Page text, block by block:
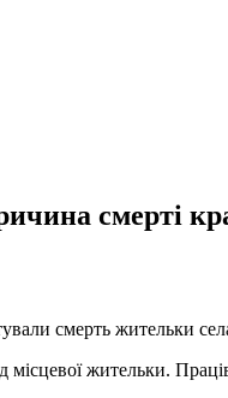
смерті
смерть
жительки.